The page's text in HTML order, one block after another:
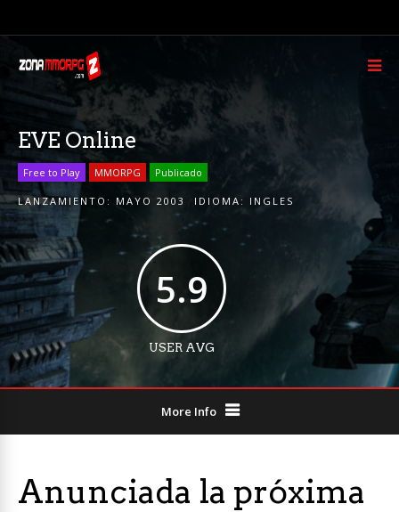
EVE Online
Free to Play MMORPG Publicado
LANZAMIENTO: MAYO 2003 IDIOMA: INGLES
5.9
USER AVG
More Info
Anunciada la próxima